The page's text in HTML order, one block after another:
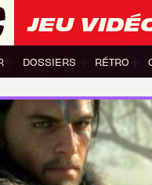
JEU
DOSSIERS RÉTRO